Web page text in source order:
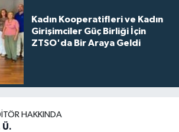
Kadın Kooperatifleri ve Kadın
Girişimciler Güç Birliği İçin
ZTSO'da Bir Araya Geldi
HAKKINDA
Ü.